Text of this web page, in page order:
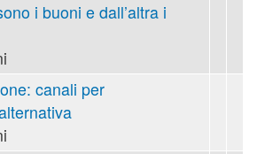
i buoni e dall’altra i
canali per